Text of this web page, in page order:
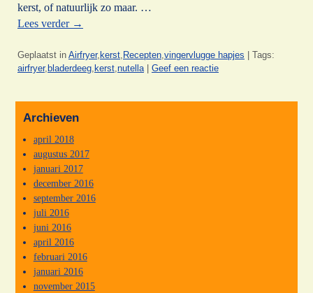
kerst, of natuurlijk zo maar. …
Lees verder →
Geplaatst in Airfryer, kerst Recepten vingervlugge hapjes
Tags:
airfryer, bladerdeeg kerst nutella Geef een reactie
Archieven
april 2018
augustus 2017
januari 2017
december 2016
september 2016
juli 2016
juni 2016
april 2016
februari 2016
januari 2016
november 2015